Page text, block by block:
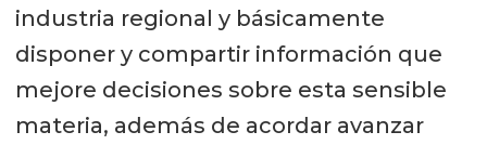
industria regional y básicamente
disponer y compartir información que
mejore decisiones sobre esta sensible
materia, además de acordar avanzar